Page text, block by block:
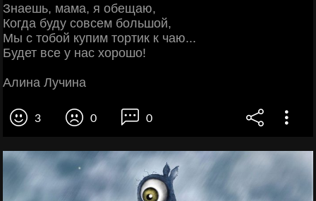
Знаешь, мама, я обещаю,
Когда буду совсем большой,
Мы с тобой купим тортик к чаю...
Будет все у нас хорошо!
Алина Лучина
3 0 0